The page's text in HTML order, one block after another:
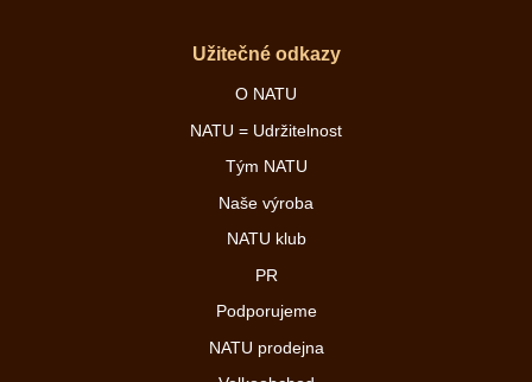
Užitečné odkazy
O NATU
NATU = Udržitelnost
Tým NATU
Naše výroba
NATU klub
PR
Podporujeme
NATU prodejna